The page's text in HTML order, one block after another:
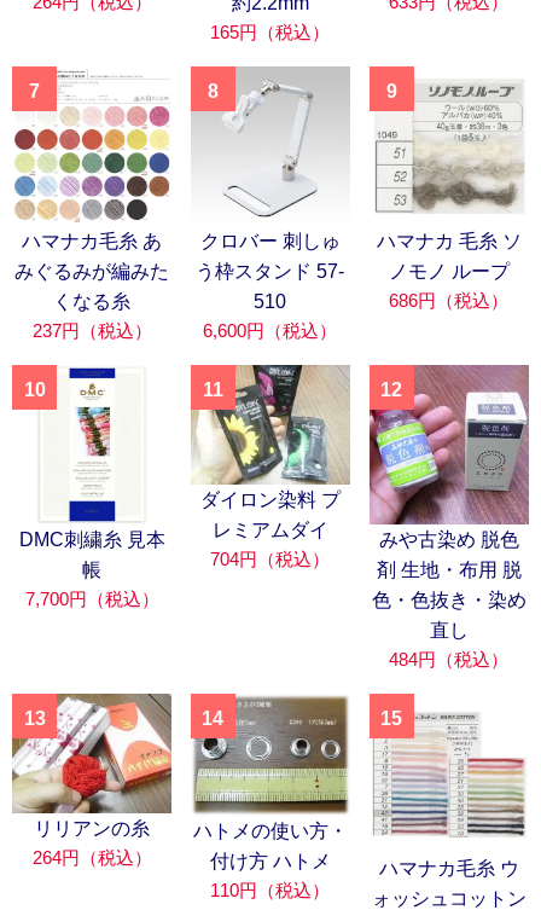
165円（税込）
7
ハマナカ毛糸 あ
みぐるみが編みた
くなる糸
237円（税込）
8
クロバー 刺しゅ
う枠スタンド 57-
510
6,600円（税込）
9
ハマナカ 毛糸 ソ
ノモノ ループ
686円（税込）
10
DMC刺繍糸 見本
帳
7,700円（税込）
11
ダイロン染料 プ
レミアムダイ
704円（税込）
12
みや古染め 脱色
剤 生地・布用 脱
色・色抜き・染め
直し
484円（税込）
13
リリアンの糸
264円（税込）
14
ハトメの使い方・
付け方 ハトメ
110円（税込）
15
ハマナカ毛糸 ウ
ォッシュコットン